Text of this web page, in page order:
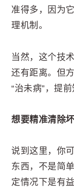
准得多，因为
理机制。
当然，这个技
还有距离。但
“治未病”，提
想要精准清除
说到这里，你
东西，不是简
定情况下是有